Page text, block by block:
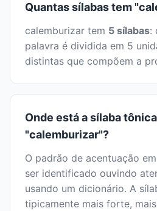
Quantas sílabas tem
calemburizar tem 5 sílabas:
palavra é dividida em 5
distintas que compõem a
Onde está a sílaba
"calemburizar"?
O padrão de acentuação
ser identificado ouvindo
usando um dicionário. A
tipicamente mais forte,